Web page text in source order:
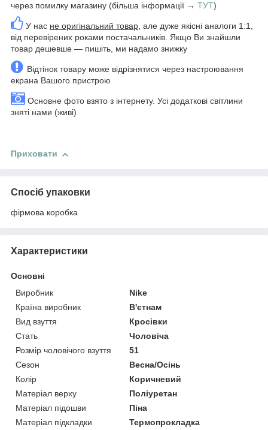
через помилку магазину (більша інформації → ТУТ)
У нас не оригінальний товар, але дуже якісні аналоги 1:1,
від перевірених роками постачальників. Якщо Ви знайшли
товар дешевше — пишіть, ми надамо знижку
Відтінок товару може відрізнятися через настроювання
екрана Вашого пристрою
Основне фото взято з інтернету. Усі додаткові світлини
зняті нами (живі)
Приховати
Спосіб упаковки
фірмова коробка
Характеристики
Основні
Виробник
Nike
Країна виробник
В'єтнам
Вид взуття
Кросівки
Стать
Чоловіча
Розмір чоловічого взуття
51
Сезон
Весна/Осінь
Колір
Коричневий
Матеріал верху
Поліуретан
Матеріал підошви
Піна
Матеріал підкладки
Термопрокладка